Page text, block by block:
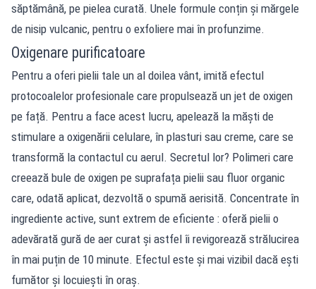
săptămână, pe pielea curată. Unele formule conțin și mărgele
de nisip vulcanic, pentru o exfoliere mai în profunzime.
Oxigenare purificatoare
Pentru a oferi pielii tale un al doilea vânt, imită efectul
protocoalelor profesionale care propulsează un jet de oxigen
pe față. Pentru a face acest lucru, apelează la măști de
stimulare a oxigenării celulare, în plasturi sau creme, care se
transformă la contactul cu aerul. Secretul lor? Polimeri care
creează bule de oxigen pe suprafața pielii sau fluor organic
care, odată aplicat, dezvoltă o spumă aerisită. Concentrate în
ingrediente active, sunt extrem de eficiente : oferă pielii o
adevărată gură de aer curat și astfel îi revigorează strălucirea
în mai puțin de 10 minute. Efectul este și mai vizibil dacă ești
fumător și locuiești în oraș.